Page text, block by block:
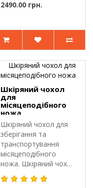
2490.00 грн.
Шкіряний чохол
для
місяцеподібного
ножа
Шкіряний чохол для
зберігання та
транспортування
місяцеподібного
ножа. Шкіряний чохол
призначений д..